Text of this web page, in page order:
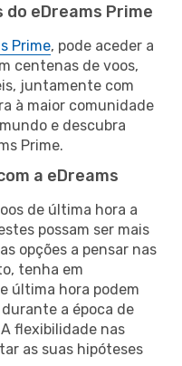
eDreams Prime
Prime, pode aceder a
centenas de voos,
juntamente com
à maior comunidade
e descubra
Prime.
a eDreams
de última hora a
possam ser mais
opções a pensar nas
tenha em
última hora podem
a época de
flexibilidade nas
as suas hipóteses